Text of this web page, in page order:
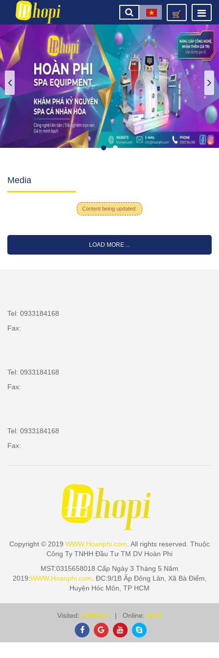
Media
Content being updated.
LOAD MORE ...
Tel: 0933184168
Fax:
Tel: 0933184168
Fax:
Tel: 0933184168
Fax:
Copyright © 2019 WWW.Hoanphi.com . All rights reserved. Thuộc
Công Ty TNHH Đầu Tư TM DV Hoàn Phi
MST:0315658018 Cấp Ngày 3 Tháng 5 Năm
2019:WWW.Hoanphi.com . ĐC:9/1B Ấp Đông Lân, Xã Bà Điểm,
Huyện Hóc Môn, TP HCM
Visited: 3405417| Online: 1014